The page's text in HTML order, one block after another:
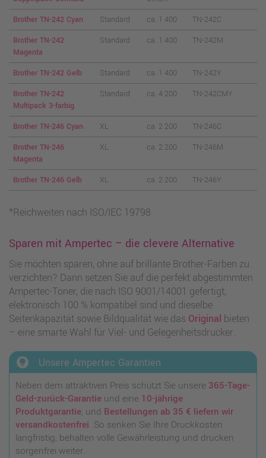
Brother TN-242 Cyan Standard ca. 1 400
TN-242C
Brother TN-242
Magenta
Standard ca. 1 400 TN-242M
Brother TN-242 Gelb Standard ca. 1 400
TN-242Y
Brother TN-242
Multipack 3-farbig
Standard ca. 4 200 TN-242CMY
Brother TN-246 Cyan XL ca. 2 200
TN-246C
Brother TN-246
Magenta
XL ca. 2 200 TN-246M
Brother TN-246 Gelb XL ca. 2 200 TN-246Y
*Reichweiten nach ISO/IEC 19798
Sparen mit Ampertec – die clevere Alternative
Sie möchten sparen, ohne auf brillante Brother-Farben zu
verzichten? Dann setzen Sie auf die perfekt abgestimmten
Ampertec-Toner, die nach ISO 9001/14001 gefertigt,
elektronisch 100 % kompatibel sind und dieselbe
Seitenkapazität sowie Bildqualität wie das Original bieten
– eine smarte Wahl für Viel- und Gelegenheitsdrucker.
lightbulb_circle Unsere Ampertec Garantien
Neben dem attraktiven Preis schützt Sie unsere 365-Tage-
Geld-zurück-Garantieund eine 10-jährige
Produktgarantie, und Bestellungen ab 35 € liefern wir
versandkostenfrei. So senken Sie Ihre Druckkosten
langfristig, behalten volle Gewährleistung und drucken
sorgenfrei weiter.